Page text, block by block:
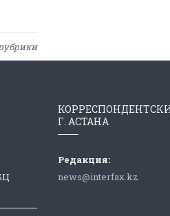
Г. АСТАНА
Редакция:
news@interfax.kz